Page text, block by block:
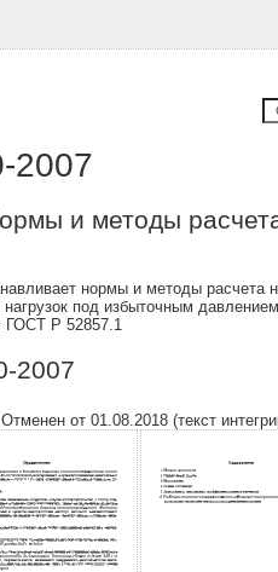
2007
и методы
нормы и методы расчета
нагрузок под избыточным
ГОСТ Р 52857.1
2007
от 01.08.2018 (текст